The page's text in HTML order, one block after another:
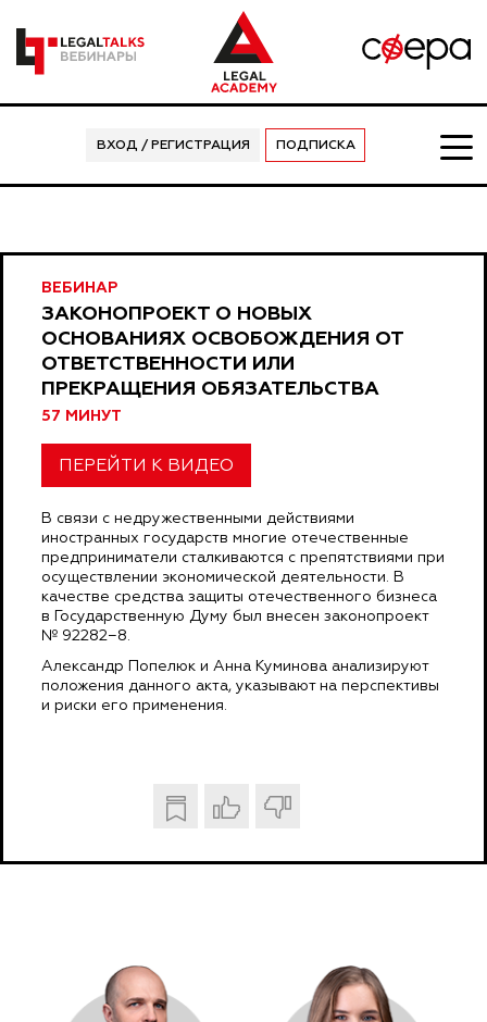
ВХОД / РЕГИСТРАЦИЯ ПОДПИСКА
ВЕБИНАР
ЗАКОНОПРОЕКТ О НОВЫХ
ОСНОВАНИЯХ ОСВОБОЖДЕНИЯ ОТ
ОТВЕТСТВЕННОСТИ ИЛИ
ПРЕКРАЩЕНИЯ ОБЯЗАТЕЛЬСТВА
57 МИНУТ
ПЕРЕЙТИ К ВИДЕО
В связи с недружественными действиями
иностранных государств многие отечественные
предприниматели сталкиваются с препятствиями при
осуществлении экономической деятельности. В
качестве средства защиты отечественного бизнеса
в Государственную Думу был внесен законопроект
№ 92282−8.
Александр Попелюк и Анна Куминова анализируют
положения данного акта, указывают на перспективы
и риски его применения.